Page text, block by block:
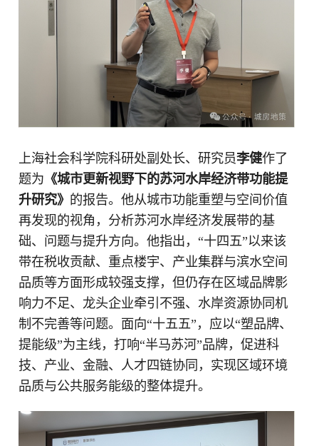
上海社会科学院科研处副处长、研究员李健作了
题为 《城市更新视野下的苏河水岸经济带功能提
升研究》 的报告。他从城市功能重塑与空间价值
再发现的视角，分析苏河水岸经济发展带的基
础、问题与提升方向。他指出，“十四五”以来该
带在税收贡献、重点楼宇、产业集群与滨水空间
品质等方面形成较强支撑，但仍存在区域品牌影
响力不足、龙头企业牵引不强、水岸资源协同机
制不完善等问题。面向“十五五”，应以“塑品牌、
提能级”为主线，打响“半马苏河”品牌，促进科
技、产业、金融、人才四链协同，实现区域环境
品质与公共服务能级的整体提升。